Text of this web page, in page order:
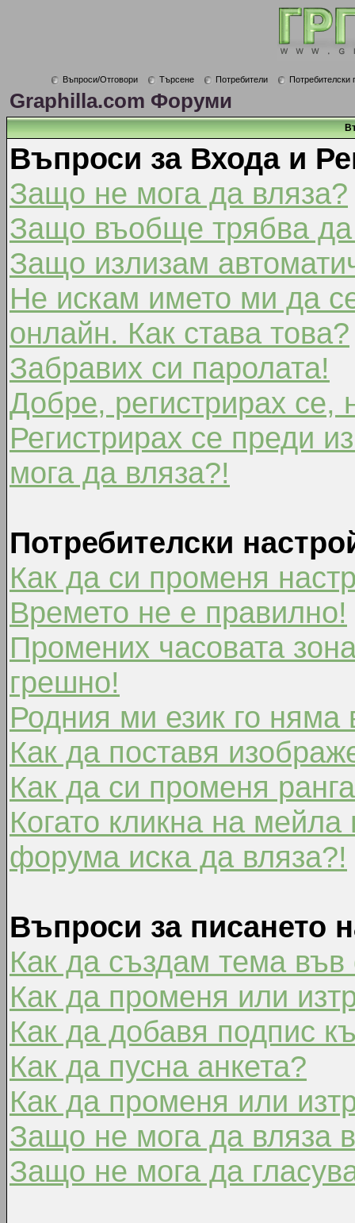
Въпроси/Отговори Търсене Потребители Потребителски
Graphilla.com Форуми
Въпроси за Входа и
Защо не мога да вляза?
Защо въобще трябва да
Защо излизам
Не искам името ми да
онлайн. Как става това?
Забравих си паролата!
Добре, регистрирах се,
Регистрирах се преди
мога да вляза?!
Потребителски
Как да си променя
Времето не е правилно!
Промених часовата
грешно!
Родния ми език го няма
Как да поставя
Как да си променя
Когато кликна на
форума иска да вляза?!
Въпроси за писането
Как да създам тема
Как да променя или
Как да добавя подпис
Как да пусна анкета?
Как да променя или
Защо не мога да вляза
Защо не мога да